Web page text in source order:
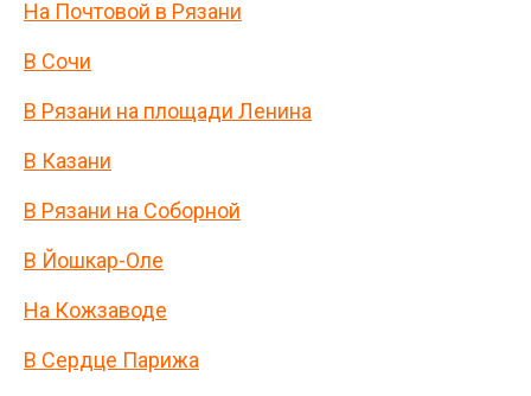
На Почтовой в Рязани
В Сочи
В Рязани на площади Ленина
В Казани
В Рязани на Соборной
В Йошкар-Оле
На Кожзаводе
В Сердце Парижа